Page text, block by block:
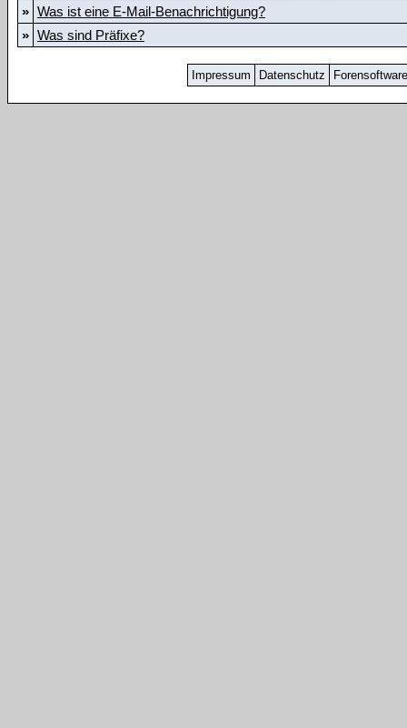
» Was ist eine E-Mail-Benachrichtigung?
» Was sind Präfixe?
Impressum Datenschutz